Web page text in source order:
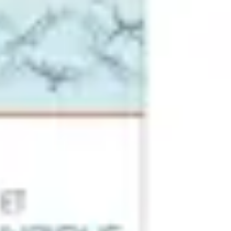
directe
Choix du
de la médecine directe